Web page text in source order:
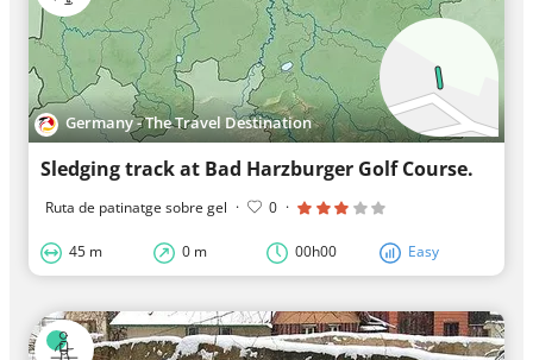
Germany - The Travel Destination
Sledging track at Bad Harzburger Golf Course.
Ruta de patinatge sobre gel · 0 ·
45 m 0 m 00h00 Easy